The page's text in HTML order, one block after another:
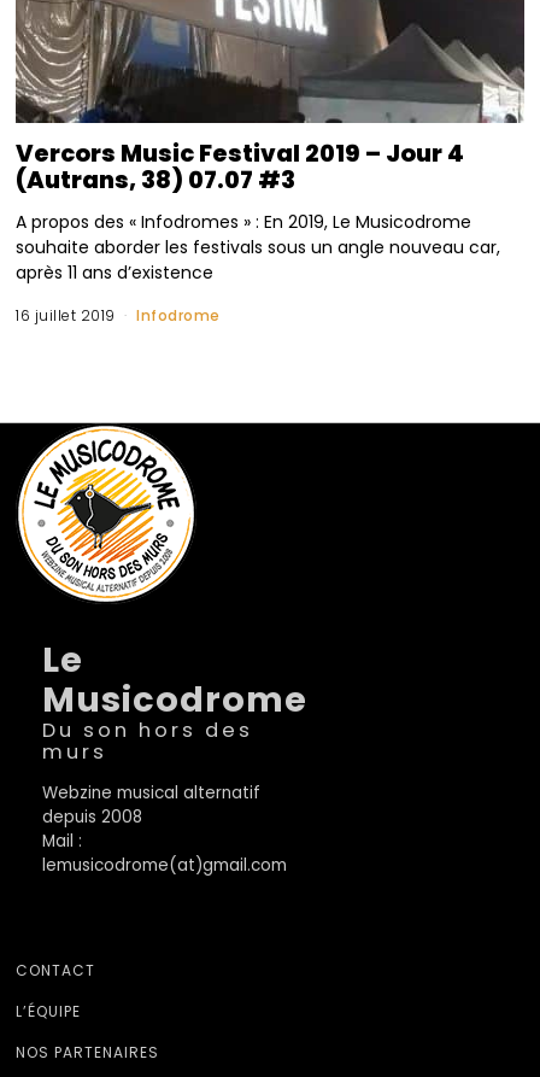
Vercors Music Festival 2019 – Jour 4
(Autrans, 38) 07.07 #3
A propos des « Infodromes » : En 2019, Le Musicodrome
souhaite aborder les festivals sous un angle nouveau car,
après 11 ans d’existence
16 juillet 2019 Infodrome
Le
Musicodrome
Du son hors des
murs
Webzine musical alternatif
depuis 2008
Mail :
lemusicodrome(at)gmail.com
CONTACT
L’ÉQUIPE
NOS PARTENAIRES